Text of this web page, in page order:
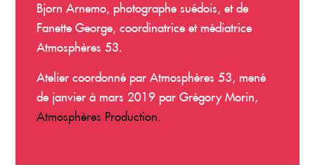
Bjorn Arnemo, photographe suédois, et de
Fanette George, coordinatrice et médiatrice
Atmosphères 53.
Atelier coordonné par Atmosphères 53, mené
de janvier à mars 2019 par Grégory Morin,
Atmosphères Production.